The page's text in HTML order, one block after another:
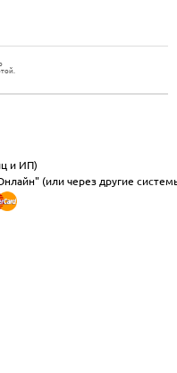
и ИП)
(или через другие